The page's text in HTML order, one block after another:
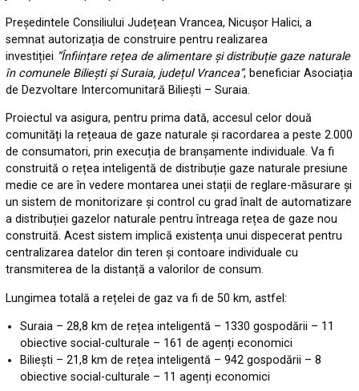
Președintele Consiliului Județean Vrancea, Nicușor Halici, a
semnat autorizația de construire pentru realizarea
investiției ”Înființare rețea de alimentare și distribuție gaze naturale
în comunele Biliești și Suraia, județul Vrancea”, beneficiar Asociația
de Dezvoltare Intercomunitară Biliești – Suraia.
Proiectul va asigura, pentru prima dată, accesul celor două
comunități la rețeaua de gaze naturale și racordarea a peste 2.000
de consumatori, prin execuția de branșamente individuale. Va fi
construită o rețea inteligentă de distribuție gaze naturale presiune
medie ce are în vedere montarea unei stații de reglare-măsurare și
un sistem de monitorizare și control cu grad înalt de automatizare
a distribuției gazelor naturale pentru întreaga rețea de gaze nou
construită. Acest sistem implică existența unui dispecerat pentru
centralizarea datelor din teren și contoare individuale cu
transmiterea de la distanță a valorilor de consum.
Lungimea totală a rețelei de gaz va fi de 50 km, astfel:
Suraia – 28,8 km de rețea inteligentă – 1330 gospodării – 11
obiective social-culturale – 161 de agenți economici
Biliești – 21,8 km de rețea inteligentă – 942 gospodării – 8
obiective social-culturale – 11 agenți economici